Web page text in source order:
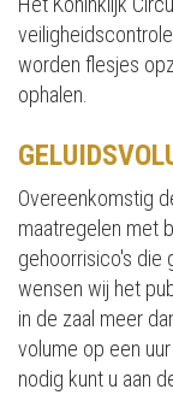
worden flesjes
ophalen.
Overeenkomstig
maatregelen met
gehoorrisico's die
wensen wij het
in de zaal meer
volume op een
nodig kunt u aan